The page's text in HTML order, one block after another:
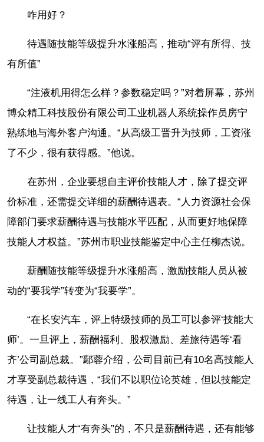
咋用好？
待遇随技能等级提升水涨船高，推动“评有所得、技
有所值”
“注液机用得怎么样？参数稳定吗？”对着屏幕，苏州
博众精工科技股份有限公司工业机器人系统操作员房宁
熟练地与海外客户沟通。“从高级工晋升为技师，工资涨
了不少，很有获得感。”他说。
在苏州，企业要想自主评价技能人才，除了提交评
价标准，还需提交详细的薪酬待遇表。“人力资源社会保
障部门要求薪酬待遇与技能水平匹配，从而更好地保障
技能人才权益。”苏州市职业技能鉴定中心主任柳杰说。
薪酬随技能等级提升水涨船高，激励技能人员从被
动的“要我学”转变为“我要学”。
“在长安汽车，评上特级技师的员工可以参评‘技能大
师’。一旦评上，薪酬福利、股权激励、差旅待遇等‘看
齐’公司副总裁。”鄢蓉介绍，公司目前已有10名高技能人
才享受副总裁待遇，“我们不以职位论英雄，但以技能定
待遇，让一线工人有奔头。”
让技能人才“有奔头”的，不只是薪酬待遇，还有能够